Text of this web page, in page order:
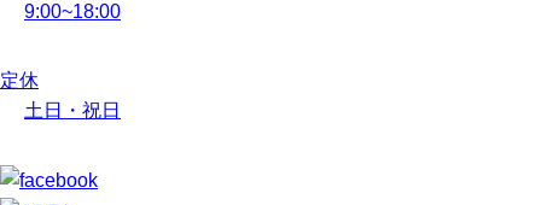
9:00~18:00
定休
土日・祝日